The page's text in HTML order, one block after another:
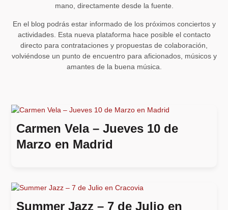
mano, directamente desde la fuente.
En el blog podrás estar informado de los próximos conciertos y
actividades. Esta nueva plataforma hace posible el contacto
directo para contrataciones y propuestas de colaboración,
volviéndose un punto de encuentro para aficionados, músicos y
amantes de la buena música.
Carmen Vela – Jueves 10 de
Marzo en Madrid
Summer Jazz – 7 de Julio en